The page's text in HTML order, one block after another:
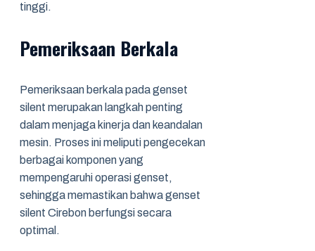
tinggi.
Pemeriksaan Berkala
Pemeriksaan berkala pada genset
silent merupakan langkah penting
dalam menjaga kinerja dan keandalan
mesin. Proses ini meliputi pengecekan
berbagai komponen yang
mempengaruhi operasi genset,
sehingga memastikan bahwa genset
silent Cirebon berfungsi secara
optimal.